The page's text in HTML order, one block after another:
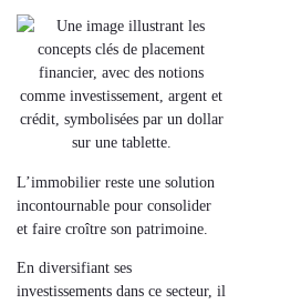
L’immobilier reste une solution
incontournable pour consolider
et faire croître son patrimoine
En diversifiant ses
investissements dans ce secteur, il